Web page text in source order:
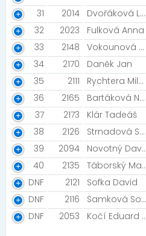
31
2014 Dvořáková Lucie
32
2023 Fulková Anna
33
2148 Vokounová Marie [ST Sportak ]
34
2170 Daněk Jan
35
2111 Rychtera Miloš
36
2165 Bartáková Nella Sofie
37
2173 Klár Tadeáš
38
2126 Strnadová Sofie
39
2094 Novotný David [Mokrý Banditi]
40
2135 Táborský Matyáš
DNF
2121 Sofka David
DNF
2116 Samková Sofie
DNF
2053 Kočí Eduard [Unlimited KM Trading CZ]